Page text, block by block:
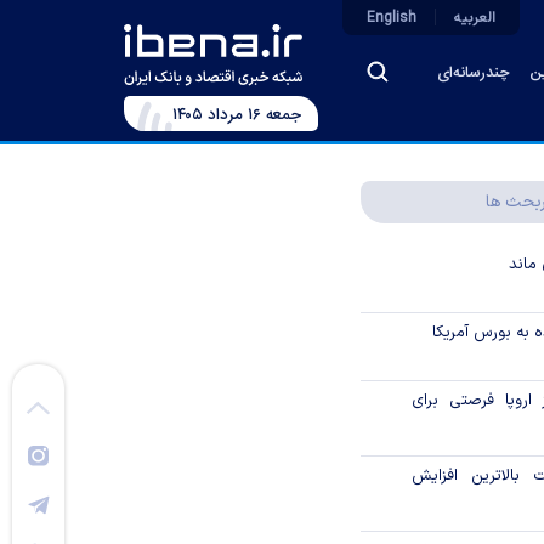
چندرسانه‌ای
العربیه English
جمعه ۱۶ مرداد ۱۴۰۵
ها
به بورس آمریکا
اروپا فرصتی برای
افزایش